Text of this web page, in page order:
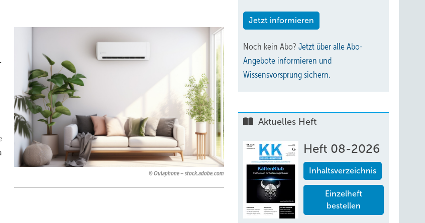
Oulaphone – stock.adobe.com
Jetzt informieren
Noch kein Abo? Jetzt über alle Abo-
Angebote informieren und
Wissensvorsprung sichern.
Aktuelles Heft
Heft 08-2026
Inhaltsverzeichnis
Einzelheft
bestellen